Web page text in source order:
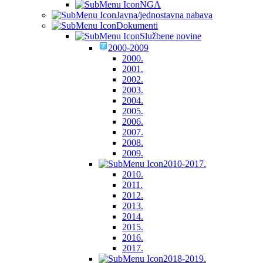
NGA
Javna/jednostavna nabava
Dokumenti
Službene novine
2000-2009
2000.
2001.
2002.
2003.
2004.
2005.
2006.
2007.
2008.
2009.
2010-2017.
2010.
2011.
2012.
2013.
2014.
2015.
2016.
2017.
2018-2019.